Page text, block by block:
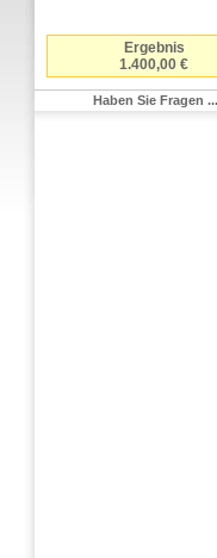
Ergebnis
1.400,00 €
Haben Sie Fragen ...